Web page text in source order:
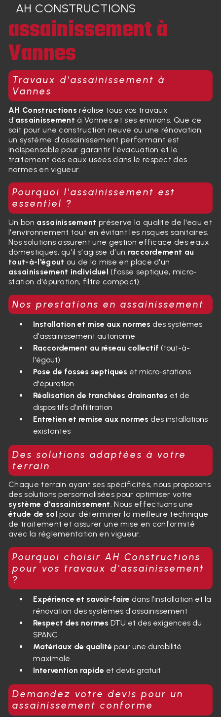
AH CONSTRUCTIONS
assainissement à
Vannes
Travaux d'assainissement à
Vannes
AH Constructions réalise tous vos travaux
d'assainissement à Vannes et ses environs. Que ce
soit pour une construction neuve ou une rénovation,
un système d'assainissement performant est
indispensable pour garantir l'évacuation et le
traitement des eaux usées dans le respect des
normes en vigueur.
Pourquoi l'assainissement est
essentiel ?
Un bon assainissement préserve la qualité de l'eau et
l'environnement tout en évitant les risques sanitaires.
Nos solutions assurent une gestion efficace des eaux
domestiques, qu'il s'agisse d'un raccordement au
tout-à-l'égout ou de la mise en place d'un
assainissement individuel (fosse septique, micro-
station d'épuration, filtre compact).
Nos prestations en assainissement
Installation et mise aux normes des systèmes
d'assainissement autonome
Raccordement au réseau collectif (tout-à-
l'égout)
Pose de fosses septiques et micro-stations
d'épuration
Réalisation de tranchées drainantes et de
dispositifs d'infiltration
Entretien et remise aux normes des installations
existantes
Des solutions adaptées à votre
terrain
Chaque terrain ayant ses spécificités, nous proposons
des solutions personnalisées pour optimiser votre
système d'assainissement. Nous effectuons une
étude de sol pour déterminer la meilleure technique
de traitement et assurer une mise en conformité
avec la réglementation en vigueur.
Pourquoi choisir AH Constructions
pour vos travaux d'assainissement
?
Expérience et savoir-faire dans l'installation et la
rénovation des systèmes d'assainissement
Respect des normes DTU et des exigences du
SPANC
Matériaux de qualité pour une durabilité
maximale
Intervention rapide et devis gratuit
Demandez votre devis pour un
assainissement conforme